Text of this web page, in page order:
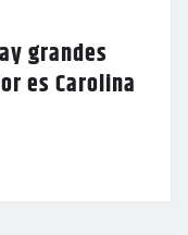
grandes
es Carolina